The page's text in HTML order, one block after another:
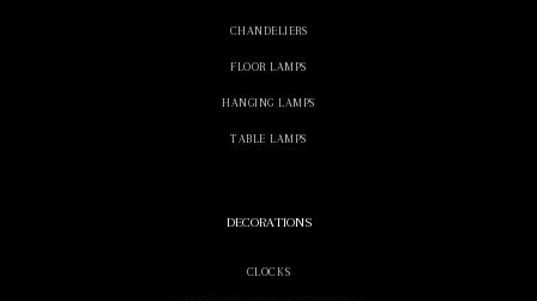
CHANDELIERS
FLOOR LAMPS
HANGING LAMPS
TABLE LAMPS
DECORATIONS
CLOCKS